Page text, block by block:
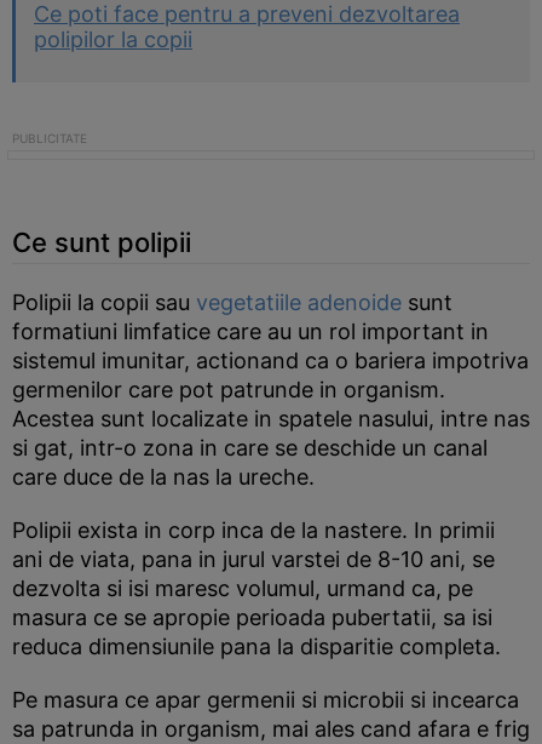
Ce poti face pentru a preveni dezvoltarea
polipilor la copii
Ce sunt polipii
Polipii la copii sau vegetatiile adenoide sunt
formatiuni limfatice care au un rol important in
sistemul imunitar, actionand ca o bariera impotriva
germenilor care pot patrunde in organism.
Acestea sunt localizate in spatele nasului, intre nas
si gat, intr-o zona in care se deschide un canal
care duce de la nas la ureche.
Polipii exista in corp inca de la nastere. In primii
ani de viata, pana in jurul varstei de 8-10 ani, se
dezvolta si isi maresc volumul, urmand ca, pe
masura ce se apropie perioada pubertatii, sa isi
reduca dimensiunile pana la disparitie completa.
Pe masura ce apar germenii si microbii si incearca
sa patrunda in organism, mai ales cand afara e frig